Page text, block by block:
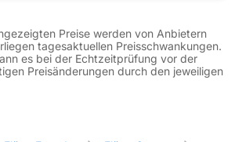
Preise werden von Anbietern
tagesaktuellen Preisschwankungen.
es bei der Echtzeitprüfung vor der
Preisänderungen durch den jeweiligen